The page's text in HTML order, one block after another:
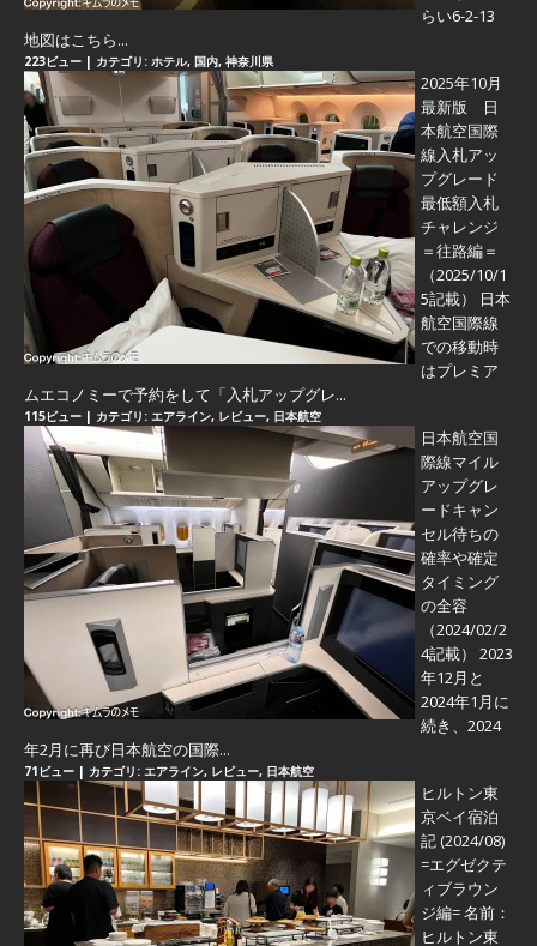
らい6-2-13
地図はこちら...
223ビュー | カテゴリ: ホテル, 国内, 神奈川県
2025年10月
最新版 日
本航空国際
線入札アッ
プグレード
最低額入札
チャレンジ
＝往路編＝
（2025/10/1
5記載） 日本
航空国際線
での移動時
はプレミア
ムエコノミーで予約をして「入札アップグレ...
115ビュー | カテゴリ: エアライン, レビュー, 日本航空
日本航空国
際線マイル
アップグレ
ードキャン
セル待ちの
確率や確定
タイミング
の全容
（2024/02/2
4記載） 2023
年12月と
2024年1月に
続き、2024
年2月に再び日本航空の国際...
71ビュー | カテゴリ: エアライン, レビュー, 日本航空
ヒルトン東
京ベイ宿泊
記 (2024/08)
=エグゼクテ
ィブラウン
ジ編=名前：
ヒルトン東